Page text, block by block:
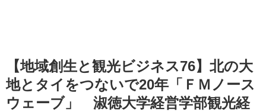
【地域創生と観光ビジネス76】北の大
地とタイをつないで20年「ＦＭノース
ウェーブ」 淑徳大学経営学部観光経